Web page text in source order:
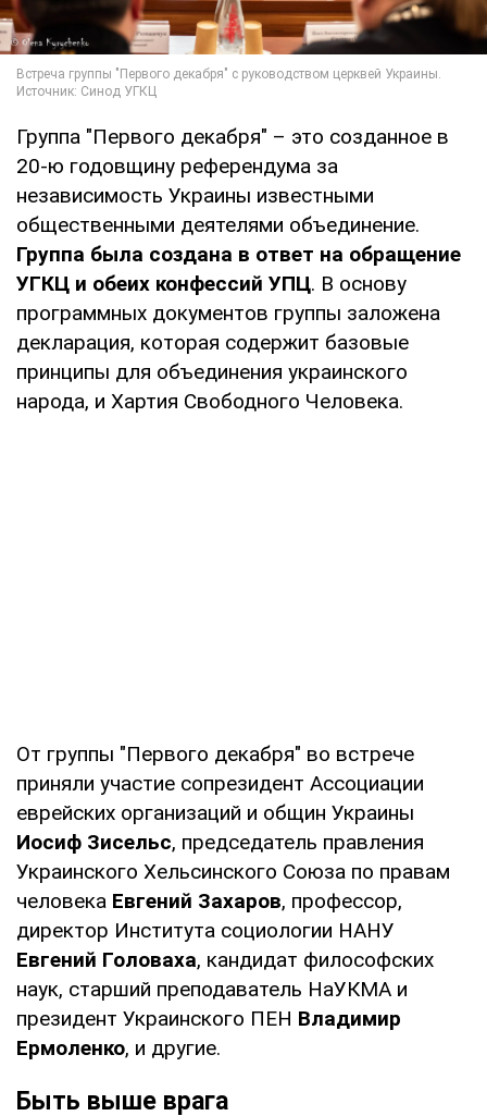
Группа "Первого декабря" – это созданное в
20-ю годовщину референдума за
независимость Украины известными
общественными деятелями объединение.
Группа была создана в ответ на обращение
УГКЦ и обеих конфессий УПЦ. В основу
программных документов группы заложена
декларация, которая содержит базовые
принципы для объединения украинского
народа, и Хартия Свободного Человека.
От группы "Первого декабря" во встрече
приняли участие сопрезидент Ассоциации
еврейских организаций и общин Украины
Иосиф Зисельс, председатель правления
Украинского Хельсинского Союза по правам
человека Евгений Захаров, профессор,
директор Института социологии НАНУ
Евгений Головаха, кандидат философских
наук, старший преподаватель НаУКМА и
президент Украинского ПЕН Владимир
Ермоленко, и другие.
Быть выше врага